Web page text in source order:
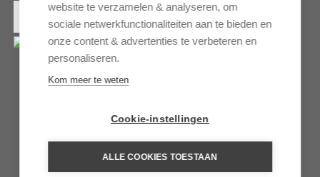
MEER INFORMATIE
website te verzamelen & analyseren, om
sociale netwerkfunctionaliteiten aan te bieden en
onze content & advertenties te verbeteren en
personaliseren.
Kom meer te weten
Cookie-instellingen
ALLE COOKIES TOESTAAN